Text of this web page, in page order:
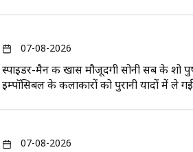
07-08-2026
स्पाइडर-मैन की खास मौजूदगी सोनी सब के शो
इम्पॉसिबल के कलाकारों को पुरानी यादों में ले गई
07-08-2026